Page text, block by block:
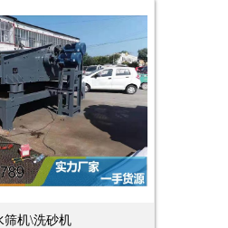
筛机\洗砂机